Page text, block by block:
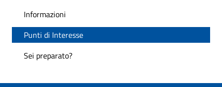
Informazioni
Punti di Interesse
Sei preparato?